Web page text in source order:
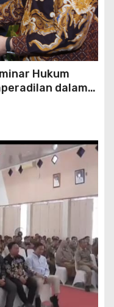
Hukum
dalam